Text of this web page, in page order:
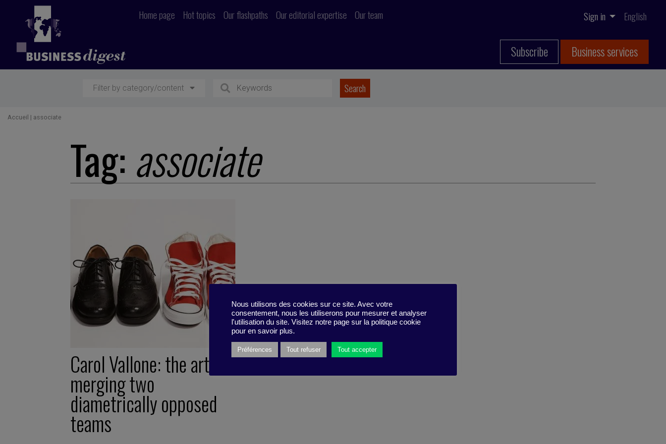
Home page Hot topics Our flashpaths Our editorial expertise Our team Sign in English
Subscribe Business services
Filter by category/content
Accueil | associate
Tag: associate
Carol Vallone: the art of
merging two
diametrically opposed
teams
Nous utilisons des cookies sur ce site. Avec votre
consentement, nous les utiliserons pour mesurer et analyser
l'utilisation du site. Visitez notre page sur la politique cookie
pour en savoir plus.
Préférences Tout refuser Tout accepter